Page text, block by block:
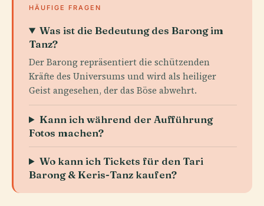
HÄUFIGE FRAGEN
Was ist die Bedeutung des Barong im
Tanz?
Der Barong repräsentiert die schützenden
Kräfte des Universums und wird als heiliger
Geist angesehen, der das Böse abwehrt.
Kann ich während der Aufführung
Fotos machen?
Wo kann ich Tickets für den Tari
Barong & Keris-Tanz kaufen?